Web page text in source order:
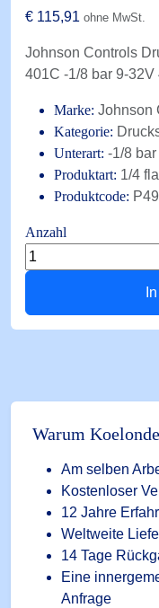
€ 115,91 ohne MwSt.
Johnson Controls
401C -1/8 bar 9-32V
Marke: Johnson
Kategorie:
Unterart: -1/8 bar
Produktart: 1/4
Produktcode:
Anzahl
Druckmessumformer
P499ABS-
-1/8
4-
20mA
flare
Menge
Warum
Am selben
Kostenloser
12 Jahre
Weltweite
14 Tage
Eine
Anfrage